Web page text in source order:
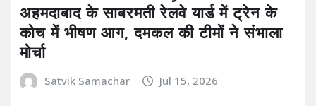
अहमदाबाद के साबरमती रेलवे यार्ड में ट्रेन के
कोच में भीषण आग, दमकल की टीमों ने संभाला
मोर्चा
Satvik Samachar Jul 15, 2026